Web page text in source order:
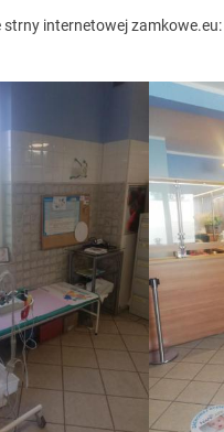
strny internetowej zamkowe.eu: